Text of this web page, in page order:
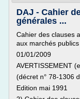
DAJ - Cahier
générales ...
Cahier des clauses
aux marchés
01/01/2009
AVERTISSEMENT
(décret n° 78-1306
Edition mai 1991